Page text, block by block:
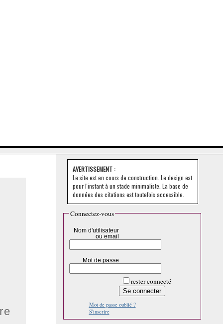
AVERTISSEMENT :
Le site est en cours de construction. Le design est
pour l'instant à un stade minimaliste. La base de
données des citations est toutefois accessible.
Connectez-vous
Nom d'utilisateur
ou email
Mot de passe
rester connecté
Mot de passe oublié ?
S'inscrire